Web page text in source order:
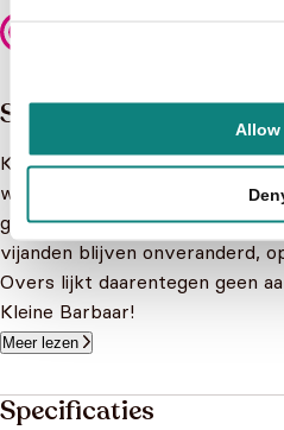
Allow
Samenvatting
Kleine Barbaar, de virtuele
weer present voor een rondje
geschifte en onvoorspelbare
vijanden blijven onveranderd,
Overs lijkt daarentegen geen
Kleine Barbaar!
Meer lezen
Specificaties